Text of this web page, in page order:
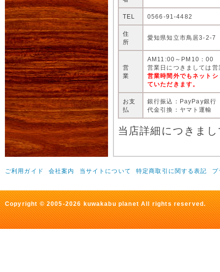
TEL 0566-91-4482
住
所
愛知県知立市鳥居3-2-7
営
業
AM11:00～PM10：00
営業日につきましては
営業時間外でもネット
ていただきます。
お支
払
銀行振込：PayPay銀行
代金引換：ヤマト運輸
当店詳細につきま
ご利用ガイド 会社案内 当サイトについて 特定商取引に関する表記 プ
Copyright © 2005-2026 kuwakabu planet All rights reserved.